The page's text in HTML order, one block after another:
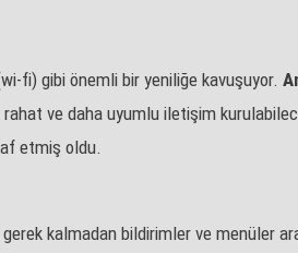
fi) gibi önemli bir yeniliğe kavuşuyor.
rahat ve daha uyumlu iletişim
etmiş oldu.
kalmadan bildirimler ve menüler